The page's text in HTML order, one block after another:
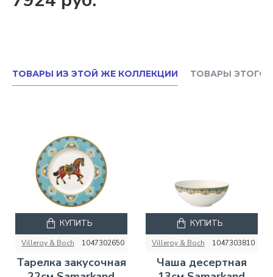
ТОВАРЫ ИЗ ЭТОЙ ЖЕ КОЛЛЕКЦИИ ТОВАРЫ ЭТОГО
Villeroy & Boch 1047302650
Тарелка закусочная
КУПИТЬ
Villeroy & Boch 1047303810
Чаша десертная
КУПИТЬ